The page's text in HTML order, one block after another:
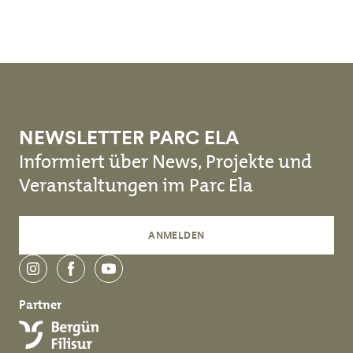
NEWSLETTER PARC ELA
Informiert über News, Projekte und
Veranstaltungen im Parc Ela
ANMELDEN
instagramfacebookyoutube
Partner